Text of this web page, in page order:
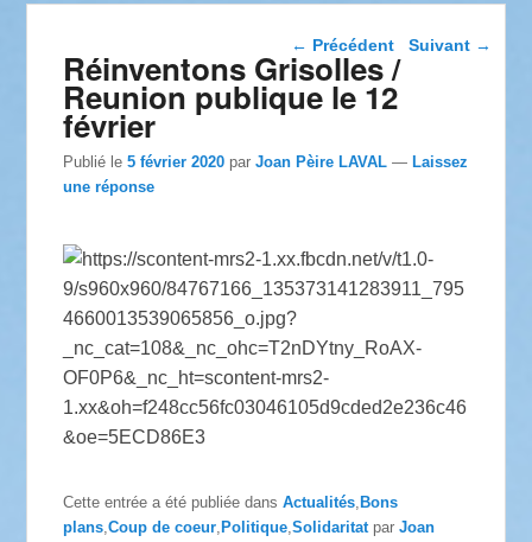
Navigation dans les
← Précédent Suivant →
Réinventons Grisolles /
Reunion publique le 12
février
Publié le5 février 2020 parJoan Pèire LAVAL —Laissez
une réponse
Cette entrée a été publiée dansActualités Bons
plans ,Coup de coeur Politique ,Solidaritat parJoan